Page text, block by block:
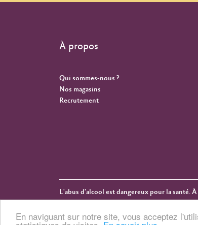
En naviguant sur notre site, vous acceptez
À propos
Qui sommes-nous ?
Nos magasins
Recrutement
L'abus d'alcool est dangereux pour la santé.
Copyright © 2026 Cuvelier & Fauvarque